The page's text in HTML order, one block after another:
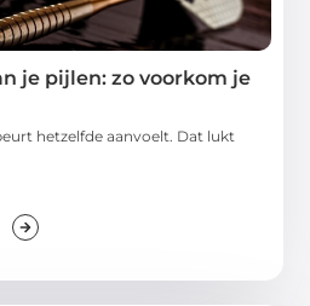
je pijlen: zo voorkom je
hetzelfde aanvoelt. Dat lukt